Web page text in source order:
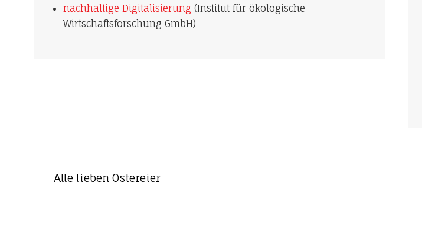
nachhaltige Digitalisierung (Institut für ökologische
Wirtschaftsforschung GmbH)
Alle lieben Ostereier